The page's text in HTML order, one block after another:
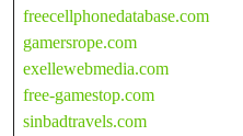
freecellphonedatabase.com
gamersrope.com
exellewebmedia.com
free-gamestop.com
sinbadtravels.com